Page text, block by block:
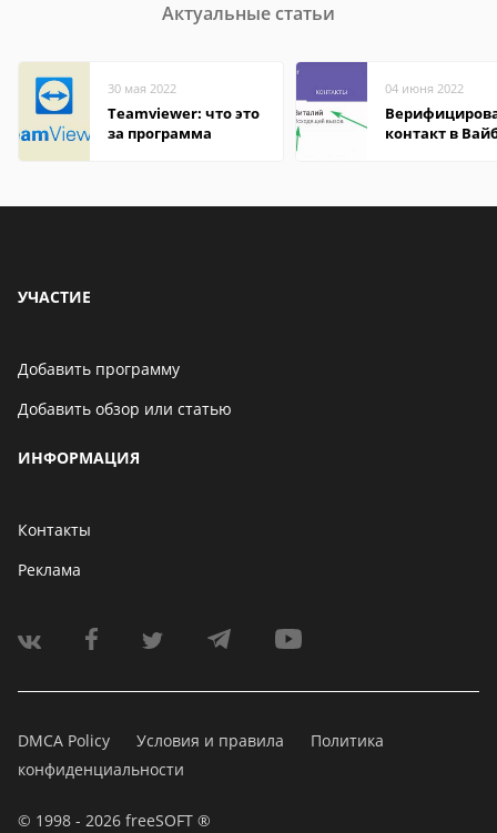
Актуальные статьи
30 мая 2022
Teamviewer: что это
за программа
04 июня 2022
контакт в
УЧАСТИЕ
Добавить программу
Добавить обзор или статью
ИНФОРМАЦИЯ
Контакты
Реклама
DMCA Policy Условия и правила
Политика
конфиденциальности
© 1998 - 2026 freeSOFT ®